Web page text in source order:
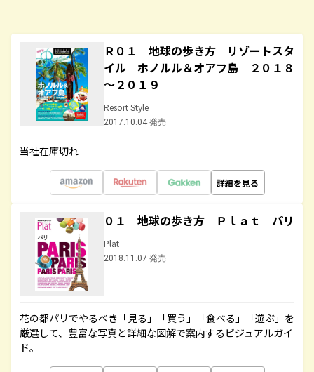
Ｒ０１ 地球の歩き方 リゾートスタ
イル ホノルル＆オアフ島 ２０１８
～２０１９
Resort Style
2017.10.04 発売
当社在庫切れ
詳細を見る
０１ 地球の歩き方 Ｐｌａｔ パリ
Plat
2018.11.07 発売
花の都パリでやるべき「見る」「買う」「食べる」「遊ぶ」を
厳選して、豊富な写真と詳細な図解で案内するビジュアルガイ
ド。